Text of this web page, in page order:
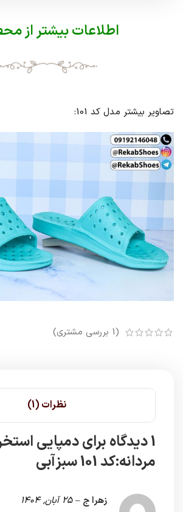
اطلاعات بیشتر از
تصاویر بیشتر مدل کد 101:
(
1 بررسی مشتری)
نظرات (1)
1 دیدگاه برای
دمپایی
مردانه:کد 101 سبزآبی
زهرا ج – 25 آبان, 1404